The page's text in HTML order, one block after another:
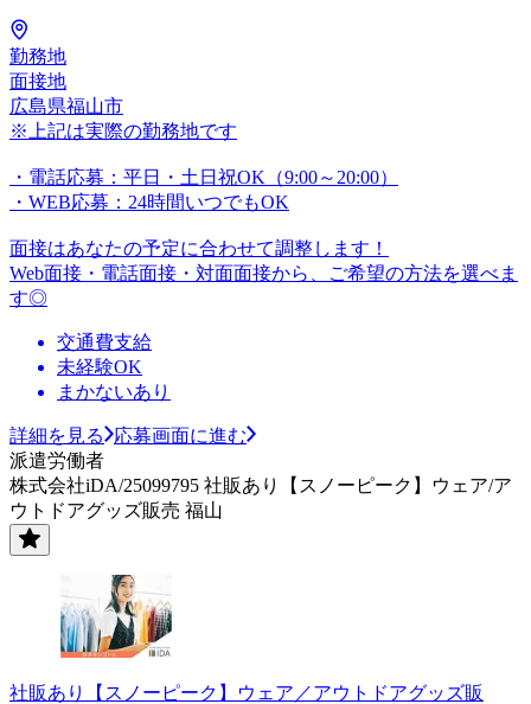
勤務地
面接地
広島県福山市
※上記は実際の勤務地です
・電話応募：平日・土日祝OK（9:00～20:00）
・WEB応募：24時間いつでもOK
面接はあなたの予定に合わせて調整します！
Web面接・電話面接・対面面接から、ご希望の方法を選べま
す◎
交通費支給
未経験OK
まかないあり
詳細を見る
応募画面に進む
派遣労働者
株式会社iDA/25099795 社販あり【スノーピーク】ウェア/ア
ウトドアグッズ販売 福山
社販あり【スノーピーク】ウェア／アウトドアグッズ販